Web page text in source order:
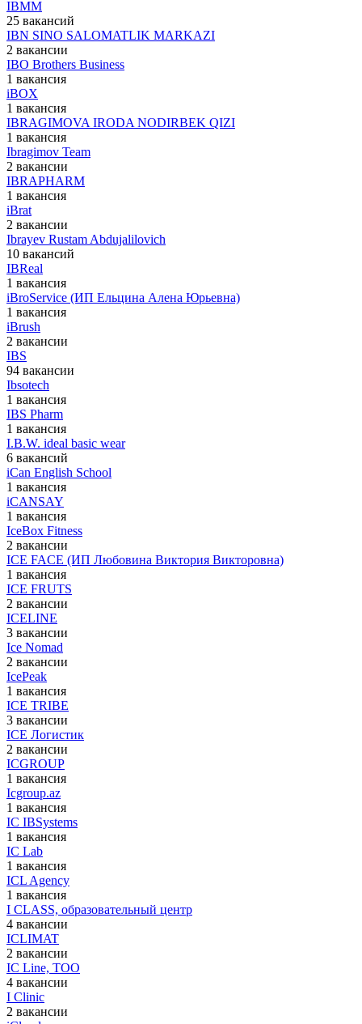
IBMM
25 вакансий
IBN SINO SALOMATLIK MARKAZI
2 вакансии
IBO Brothers Business
1 вакансия
iBOX
1 вакансия
IBRAGIMOVA IRODA NODIRBEK QIZI
1 вакансия
Ibragimov Team
2 вакансии
IBRAPHARM
1 вакансия
iBrat
2 вакансии
Ibrayev Rustam Abdujalilovich
10 вакансий
IBReal
1 вакансия
iBroService (ИП Ельцина Алена Юрьевна)
1 вакансия
iBrush
2 вакансии
IBS
94 вакансии
Ibsotech
1 вакансия
IBS Pharm
1 вакансия
I.B.W. ideal basic wear
6 вакансий
iCan English School
1 вакансия
iCANSAY
1 вакансия
IceBox Fitness
2 вакансии
ICE FACE (ИП Любовина Виктория Викторовна)
1 вакансия
ICE FRUTS
2 вакансии
ICELINE
3 вакансии
Ice Nomad
2 вакансии
IcePeak
1 вакансия
ICE TRIBE
3 вакансии
ICE Логистик
2 вакансии
ICGROUP
1 вакансия
Icgroup.az
1 вакансия
IC IBSystems
1 вакансия
IC Lab
1 вакансия
ICL Agency
1 вакансия
I CLASS, образовательный центр
4 вакансии
ICLIMAT
2 вакансии
IC Line, ТОО
4 вакансии
I Clinic
2 вакансии